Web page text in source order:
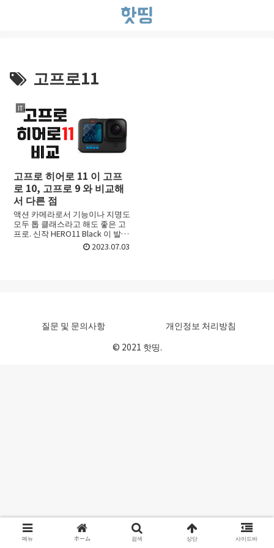
고프로11
IT
고프로 히어로 11 이 고프
로 10, 고프로 9 와 비교해
서 다른 점
액션 카메라로서 기능이나 지명도
모두 톱 클래스라고 해도 좋은 고
프로. 신작 HERO11 Black 이 발매
되었는데요. 그래서 이번에는 화
질이나 동영상의 매끄러움 등 대
2023.07.03
질문 및 문의사항
개인정보 처리방침
© 2021 핫띵.
메뉴 ホーム 검색 상단 사이드바